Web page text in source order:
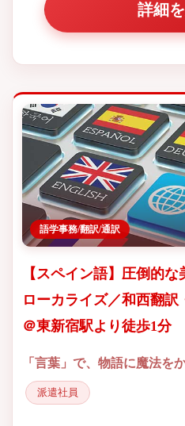
詳細
語学事務/翻訳/通訳
【スペイン語】圧倒的
ローカライズ／和西翻訳
＠東新宿駅より徒歩1分
「言葉」で、物語に魔法を
派遣社員